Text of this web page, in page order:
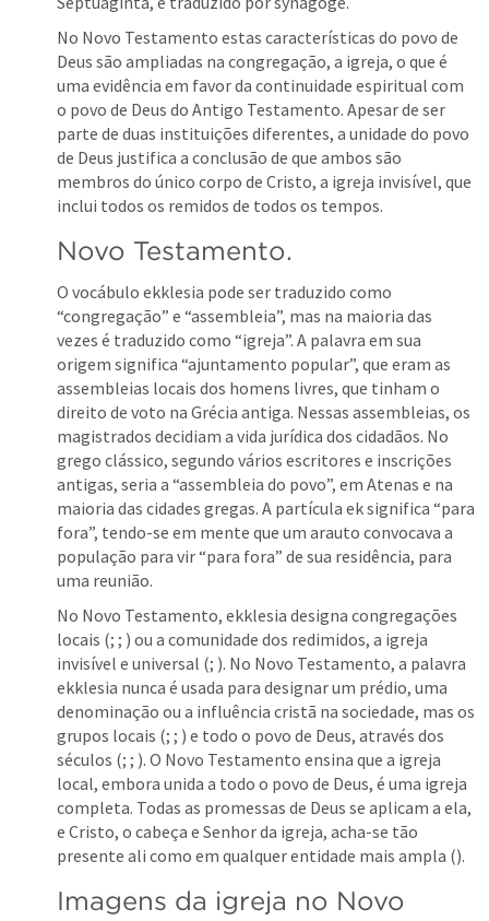
No Novo Testamento estas características do povo de
Deus são ampliadas na congregação, a igreja, o que é
uma evidência em favor da continuidade espiritual com
o povo de Deus do Antigo Testamento. Apesar de ser
parte de duas instituições diferentes, a unidade do povo
de Deus justifica a conclusão de que ambos são
membros do único corpo de Cristo, a igreja invisível, que
inclui todos os remidos de todos os tempos.
Novo Testamento.
O vocábulo ekklesia pode ser traduzido como
“congregação” e “assembleia”, mas na maioria das
vezes é traduzido como “igreja”. A palavra em sua
origem significa “ajuntamento popular”, que eram as
assembleias locais dos homens livres, que tinham o
direito de voto na Grécia antiga. Nessas assembleias, os
magistrados decidiam a vida jurídica dos cidadãos. No
grego clássico, segundo vários escritores e inscrições
antigas, seria a “assembleia do povo”, em Atenas e na
maioria das cidades gregas. A partícula ek significa “para
fora”, tendo-se em mente que um arauto convocava a
população para vir “para fora” de sua residência, para
uma reunião.
No Novo Testamento, ekklesia designa congregações
locais (; ; ) ou a comunidade dos redimidos, a igreja
invisível e universal (; ). No Novo Testamento, a palavra
ekklesia nunca é usada para designar um prédio, uma
denominação ou a influência cristã na sociedade, mas os
grupos locais (; ; ) e todo o povo de Deus, através dos
séculos (; ; ). O Novo Testamento ensina que a igreja
local, embora unida a todo o povo de Deus, é uma igreja
completa. Todas as promessas de Deus se aplicam a ela,
e Cristo, o cabeça e Senhor da igreja, acha-se tão
presente ali como em qualquer entidade mais ampla ().
Imagens da igreja no Novo